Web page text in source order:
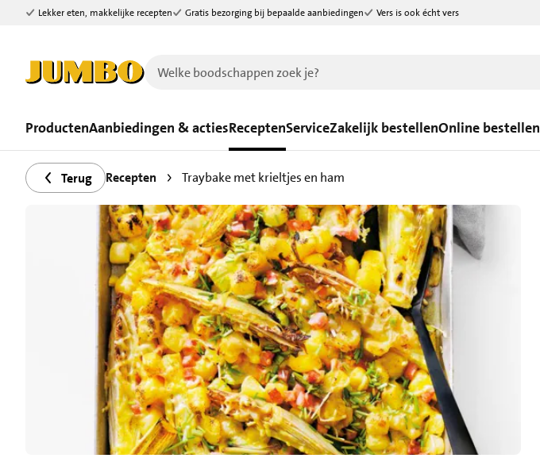
Ga naar zoeken
Ga naar hoofdinhoud
Lekker eten, makkelijke recepten Gratis bezorging bij bepaalde aanbiedingen Vers is ook écht vers
ProductenAanbiedingen & actiesReceptenServiceZakelijk bestellenOnline bestellen
Terug Recepten Traybake met krieltjes en ham